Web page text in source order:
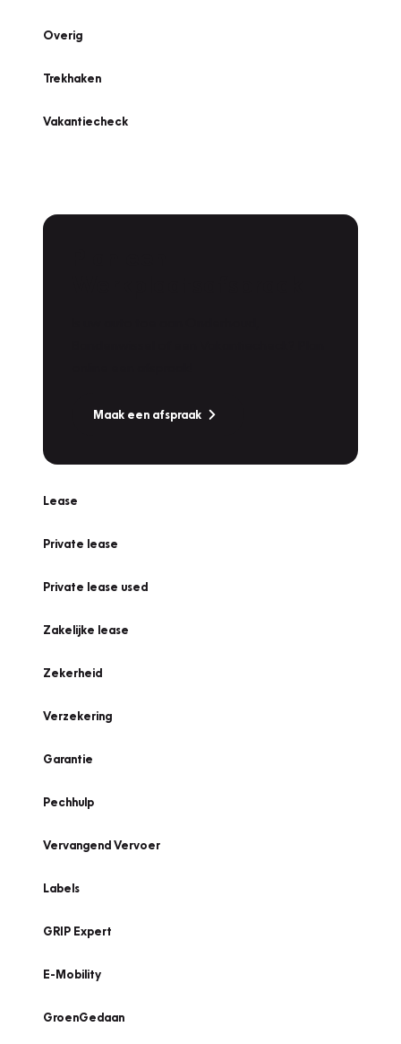
Overig
Trekhaken
Vakantiecheck
Maak een afspraak
Lease
Private lease
Private lease used
Zakelijke lease
Zekerheid
Verzekering
Garantie
Pechhulp
Vervangend Vervoer
Labels
GRIP Expert
E-Mobility
GroenGedaan